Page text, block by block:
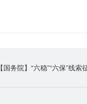
【国务院】“六稳”“六保”线索